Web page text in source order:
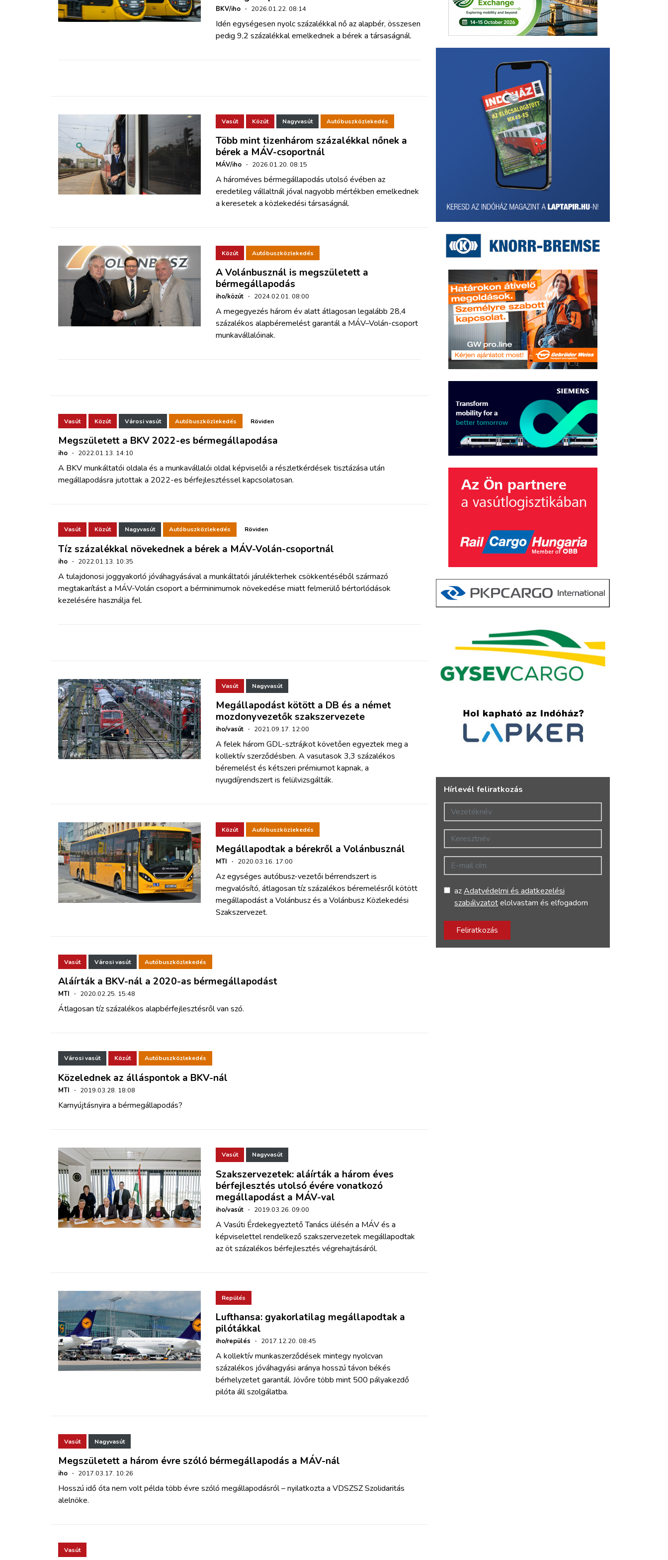
WEBSHOP
BELÉPÉS
REGISZTRÁCIÓ
BKV/iho · 2026.01.22. 08:14
Idén egységesen nyolc százalékkal nő az alapbér, összesen
pedig 9,2 százalékkal emelkednek a bérek a társaságnál.
Vasút Közút Nagyvasút Autóbuszközlekedés
Több mint tizenhárom százalékkal nőnek a
bérek a MÁV-csoportnál
MÁV/iho · 2026.01.20. 08:15
A hároméves bérmegállapodás utolsó évében az
eredetileg vállaltnál jóval nagyobb mértékben emelkednek
a keresetek a közlekedési társaságnál.
Közút Autóbuszközlekedés
A Volánbusznál is megszületett a
bérmegállapodás
iho/közút · 2024.02.01. 08:00
A megegyezés három év alatt átlagosan legalább 28,4
százalékos alapbéremelést garantál a MÁV–Volán-csoport
munkavállalóinak.
Vasút Közút Városi vasút Autóbuszközlekedés Röviden
Megszületett a BKV 2022-es bérmegállapodása
iho · 2022.01.13. 14:10
A BKV munkáltatói oldala és a munkavállalói oldal képviselői a részletkérdések tisztázása után
megállapodásra jutottak a 2022-es bérfejlesztéssel kapcsolatosan.
Vasút Közút Nagyvasút Autóbuszközlekedés Röviden
Tíz százalékkal növekednek a bérek a MÁV-Volán-csoportnál
iho · 2022.01.13. 10:35
A tulajdonosi joggyakorló jóváhagyásával a munkáltatói járulékterhek csökkentéséből származó
megtakarítást a MÁV-Volán csoport a bérminimumok növekedése miatt felmerülő bértorlódások
kezelésére használja fel.
Vasút Nagyvasút
Megállapodást kötött a DB és a német
mozdonyvezetők szakszervezete
iho/vasút · 2021.09.17. 12:00
A felek három GDL-sztrájkot követően egyeztek meg a
kollektív szerződésben. A vasutasok 3,3 százalékos
béremelést és kétszeri prémiumot kapnak, a
nyugdíjrendszert is felülvizsgálták.
Közút Autóbuszközlekedés
Megállapodtak a bérekről a Volánbusznál
MTI · 2020.03.16. 17:00
Az egységes autóbusz-vezetői bérrendszert is
megvalósító, átlagosan tíz százalékos béremelésről kötött
megállapodást a Volánbusz és a Volánbusz Közlekedési
Szakszervezet.
Vasút Városi vasút Autóbuszközlekedés
Aláírták a BKV-nál a 2020-as bérmegállapodást
MTI · 2020.02.25. 15:48
Átlagosan tíz százalékos alapbérfejlesztésről van szó.
Városi vasút Közút Autóbuszközlekedés
Közelednek az álláspontok a BKV-nál
MTI · 2019.03.28. 18:08
Karnyújtásnyira a bérmegállapodás?
Vasút Nagyvasút
Szakszervezetek: aláírták a három éves
bérfejlesztés utolsó évére vonatkozó
megállapodást a MÁV-val
iho/vasút · 2019.03.26. 09:00
A Vasúti Érdekegyeztető Tanács ülésén a MÁV és a
képviselettel rendelkező szakszervezetek megállapodtak
az öt százalékos bérfejlesztés végrehajtásáról.
Repülés
Lufthansa: gyakorlatilag megállapodtak a
pilótákkal
iho/repülés · 2017.12.20. 08:45
A kollektív munkaszerződések mintegy nyolcvan
százalékos jóváhagyási aránya hosszú távon békés
bérhelyzetet garantál. Jövőre több mint 500 pályakezdő
pilóta áll szolgálatba.
Vasút Nagyvasút
Megszületett a három évre szóló bérmegállapodás a MÁV-nál
iho · 2017.03.17. 10:26
Hosszú idő óta nem volt példa több évre szóló megállapodásról – nyilatkozta a VDSZSZ Szolidaritás
alelnöke.
Vasút
Hírlevél feliratkozás
Vezetéknév
Keresztnév
E-mail cím
azAdatvédelmi és adatkezelési
szabályzatotelolvastam és elfogadom
Feliratkozás